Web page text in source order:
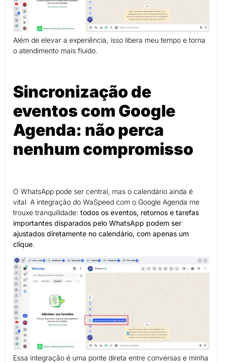
Além de elevar a experiência, isso libera meu tempo e torna
o atendimento mais fluido.
Sincronização de
eventos com Google
Agenda: não perca
nenhum compromisso
O WhatsApp pode ser central, mas o calendário ainda é
vital. A integração do WaSpeed com o Google Agenda me
trouxe tranquilidade: todos os eventos, retornos e tarefas
importantes disparados pelo WhatsApp podem ser
ajustados diretamente no calendário, com apenas um
clique.
Essa integração é uma ponte direta entre conversas e minha